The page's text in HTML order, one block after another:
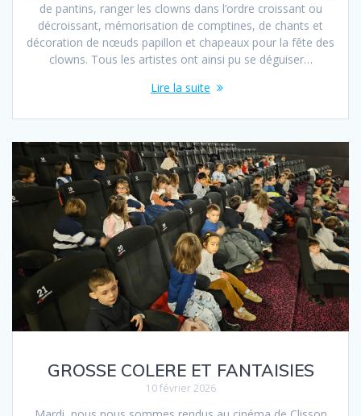
de pantins, ranger les clowns dans l’ordre croissant ou
décroissant, mémorisation de comptines, de chants et
décoration de nœuds papillon et chapeaux pour la fête des
clowns. Tous les artistes ont ainsi pu se déguiser…
Lire la suite
GROSSE COLERE ET FANTAISIES
10 février 2026